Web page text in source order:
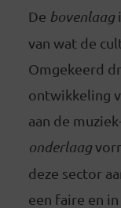
De bovenlaag
van wat de
Omgekeerd
ontwikkeling
aan de
onderlaag
deze sector
een faire en